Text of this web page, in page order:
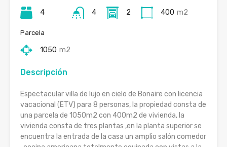
4 4 2 400 m2
Parcela
1050 m2
Descripción
Espectacular villa de lujo en cielo de Bonaire con licencia
vacacional (ETV) para 8 personas, la propiedad consta de
una parcela de 1050m2 con 400m2 de vivienda, la
vivienda consta de tres plantas ,en la planta superior se
encuentra la entrada de la casa un amplio salón comedor